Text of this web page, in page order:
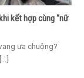
kết hợp cùng “nữ
ưa chuộng?